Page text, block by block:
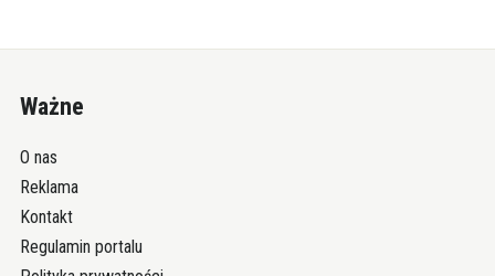
Ważne
O nas
Reklama
Kontakt
Regulamin portalu